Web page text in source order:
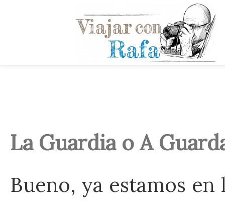
La Guardia o A
Bueno, ya estamos